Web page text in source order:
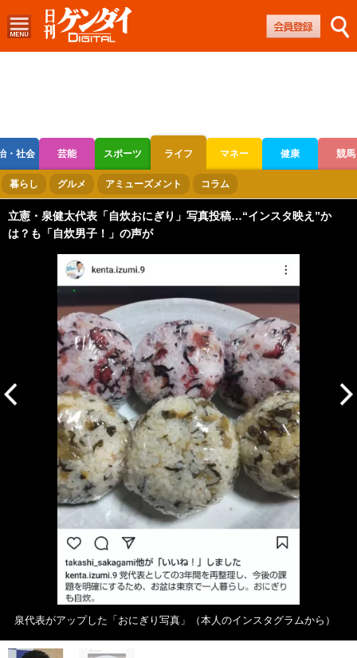
・社会 芸能 スポーツ ライフ マネー 健康 競馬
ボートレース 競輪 オートレース
暮らし グルメ アミューズメント コラム
立憲・泉健太代表「自炊おにぎり」写真投稿…“インスタ映え”か
は？も「自炊男子！」の声が
泉代表がアップした「おにぎり写真」（本人のインスタグラムから）